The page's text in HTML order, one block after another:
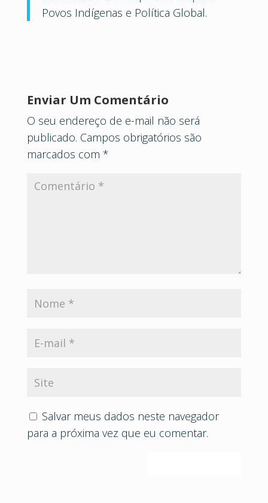
Povos Indígenas e Política Global.
Enviar Um Comentário
O seu endereço de e-mail não será
publicado. Campos obrigatórios são
marcados com *
Salvar meus dados neste navegador
para a próxima vez que eu comentar.